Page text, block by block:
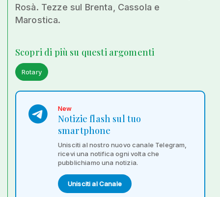
Rosà. Tezze sul Brenta, Cassola e
Marostica.
Scopri di più su questi argomenti
Rotary
New
Notizie flash sul tuo
smartphone
Unisciti al nostro nuovo canale Telegram,
ricevi una notifica ogni volta che
pubblichiamo una notizia.
Unisciti al Canale